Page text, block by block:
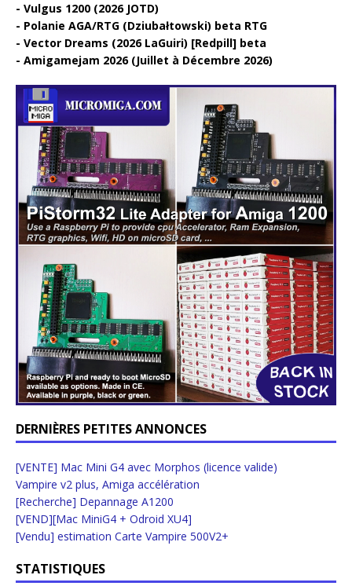
Vulgus 1200 (2026 JOTD)
Polanie AGA/RTG (Dziubałtowski) beta RTG
Vector Dreams (2026 LaGuiri) [Redpill] beta
Amigamejam 2026 (Juillet à Décembre 2026)
DERNIÈRES PETITES ANNONCES
[VENTE] Mac Mini G4 avec Morphos (licence valide)
Vampire v2 plus, Amiga accélération
[Recherche] Depannage A1200
[VEND][Mac MiniG4 + Odroid XU4]
[Vendu] estimation Carte Vampire 500V2+
STATISTIQUES